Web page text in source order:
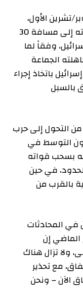
الأول،
طالبت إسرائيل حزب الله بسحب قواته إلى مسافة 30
وفقاً لما
الجماعة
باتخاذ إجراء
بالسبل
من التحول إلى حرب
التوسط في
بسحب قواته
من الحدود، في حين
بالقرب من
المحادثات
الماضي إن
ولا تزال هناك
مع تحذير
الآن – ونحن